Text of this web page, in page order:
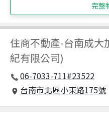
完整
住商不動產-台南成大
紀有限公司)
06-7033-711#23522
台南市北區小東路175號